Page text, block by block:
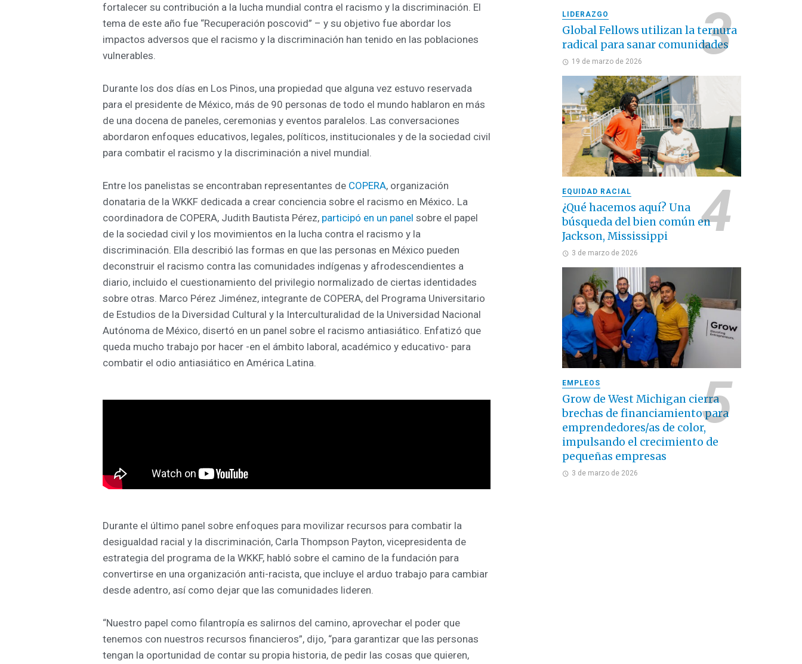
fortalecer su contribución a la lucha mundial contra el racismo y la discriminación. El
tema de este año fue “Recuperación poscovid” – y su objetivo fue abordar los
impactos adversos que el racismo y la discriminación han tenido en las poblaciones
vulnerables.
Durante los dos días en Los Pinos, una propiedad que alguna vez estuvo reservada
para el presidente de México, más de 90 personas de todo el mundo hablaron en más
de una docena de paneles, ceremonias y eventos paralelos. Las conversaciones
abordaron enfoques educativos, legales, políticos, institucionales y de la sociedad civil
para combatir el racismo y la discriminación a nivel mundial.
Entre los panelistas se encontraban representantes de COPERA, organización
donataria de la WKKF dedicada a crear conciencia sobre el racismo en México. La
coordinadora de COPERA, Judith Bautista Pérez, participó en un panel sobre el papel
de la sociedad civil y los movimientos en la lucha contra el racismo y la
discriminación. Ella describió las formas en que las personas en México pueden
deconstruir el racismo contra las comunidades indígenas y afrodescendientes a
diario, incluido el cuestionamiento del privilegio normalizado de ciertas identidades
sobre otras. Marco Pérez Jiménez, integrante de COPERA, del Programa Universitario
de Estudios de la Diversidad Cultural y la Interculturalidad de la Universidad Nacional
Autónoma de México, disertó en un panel sobre el racismo antiasiático. Enfatizó que
queda mucho trabajo por hacer -en el ámbito laboral, académico y educativo- para
combatir el odio antiasiático en América Latina.
Durante el último panel sobre enfoques para movilizar recursos para combatir la
desigualdad racial y la discriminación, Carla Thompson Payton, vicepresidenta de
estrategia del programa de la WKKF, habló sobre el camino de la fundación para
convertirse en una organización anti-racista, que incluye el arduo trabajo para cambiar
desde adentro, así como dejar que las comunidades lideren.
“Nuestro papel como filantropía es salirnos del camino, aprovechar el poder que
tenemos con nuestros recursos financieros”, dijo, “para garantizar que las personas
tengan la oportunidad de contar su propia historia, de pedir las cosas que quieren,
LIDERAZGO
Global Fellows utilizan la ternura
radical para sanar comunidades
19 de marzo de 2026
EQUIDAD RACIAL
¿Qué hacemos aquí? Una
búsqueda del bien común en
Jackson, Mississippi
3 de marzo de 2026
EMPLEOS
Grow de West Michigan cierra
brechas de financiamiento para
emprendedores/as de color,
impulsando el crecimiento de
pequeñas empresas
3 de marzo de 2026